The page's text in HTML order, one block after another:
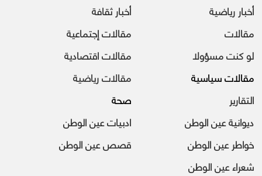
أخبار رياضية
أخبار ثقافة
مقالات
مقالات إجتماعية
لو كنت مسؤولا
مقالات اقتصادية
مقالات سياسية
مقالات رياضية
التقارير
صحة
ديوانية عين الوطن
ادبيات عين الوطن
خواطر عين الوطن
قصص عين الوطن
شعراء عين الوطن